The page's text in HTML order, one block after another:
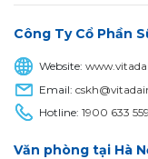
Công Ty Cổ Phần
Website:
Email:
Hotline:1900 633 559
Văn phòng tại Hà